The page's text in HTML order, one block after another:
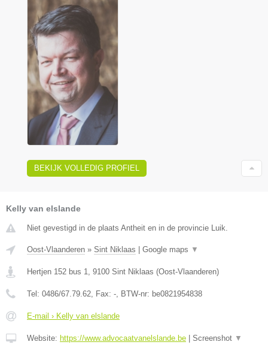
BEKIJK VOLLEDIG PROFIEL
Kelly van elslande
Niet gevestigd in de plaats Antheit en in de provincie Luik.
Oost-Vlaanderen » Sint Niklaas Google maps ▼
Hertjen 152 bus 1 9100 Sint Niklaas (Oost-Vlaanderen)
Tel: 0486/67.79.62 , Fax: - , BTW-nr: be0821954838
E-mail › Kelly van elslande
Website: https://www.advocaatvanelslande.be Screenshot ▼